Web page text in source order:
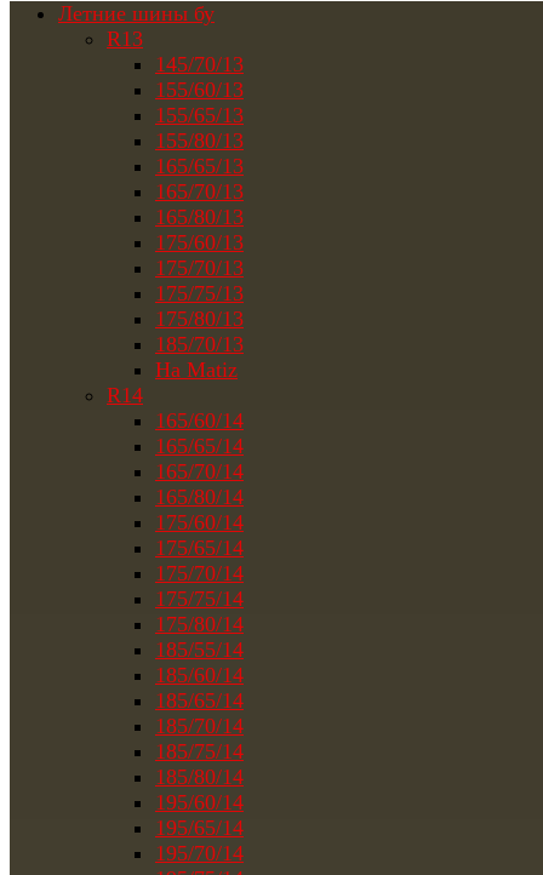
Летние шины бу
R13
145/70/13
155/60/13
155/65/13
155/80/13
165/65/13
165/70/13
165/80/13
175/60/13
175/70/13
175/75/13
175/80/13
185/70/13
На Matiz
R14
165/60/14
165/65/14
165/70/14
165/80/14
175/60/14
175/65/14
175/70/14
175/75/14
175/80/14
185/55/14
185/60/14
185/65/14
185/70/14
185/75/14
185/80/14
195/60/14
195/65/14
195/70/14